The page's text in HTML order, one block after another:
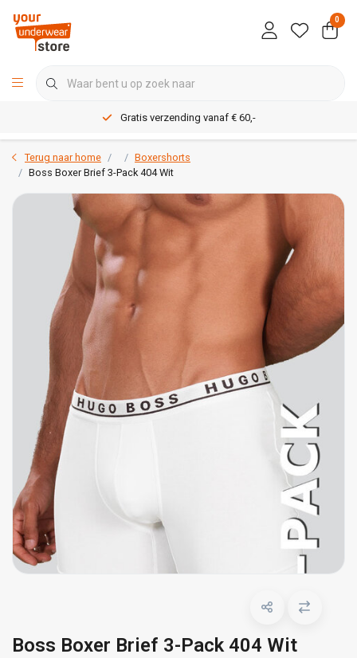
0
Gratis verzending vanaf € 60,-
Terug naar home
Boxershorts
Boss Boxer Brief 3-Pack 404 Wit
Boss Boxer Brief 3-Pack 404 Wit